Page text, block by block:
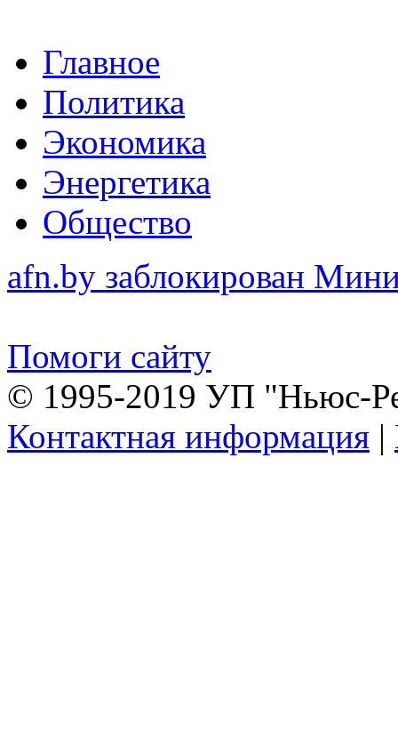
Главное
Политика
Экономика
Энергетика
Общество
afn.by заблокирован
Помоги сайту
© 1995-2019 УП "Ньюс-
Контактная информация |